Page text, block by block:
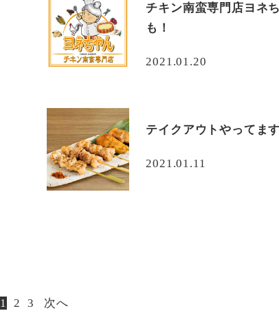
チキン南蛮専門店ヨネ
も！
2021.01.20
テイクアウトやってます
2021.01.11
1 2 3 次へ